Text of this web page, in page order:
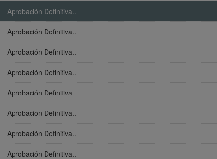
Aprobación Definitiva...
Aprobación Definitiva...
Aprobación Definitiva...
Aprobación Definitiva...
Aprobación Definitiva...
Aprobación Definitiva...
Aprobación Definitiva...
Aprobación Definitiva...